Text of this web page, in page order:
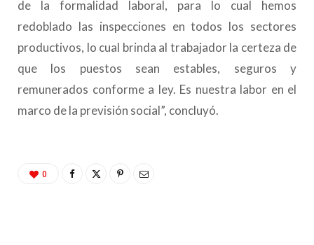
de la formalidad laboral, para lo cual hemos
redoblado las inspecciones en todos los sectores
productivos, lo cual brinda al trabajador la certeza de
que los puestos sean estables, seguros y
remunerados conforme a ley. Es nuestra labor en el
marco de la previsión social”, concluyó.
0